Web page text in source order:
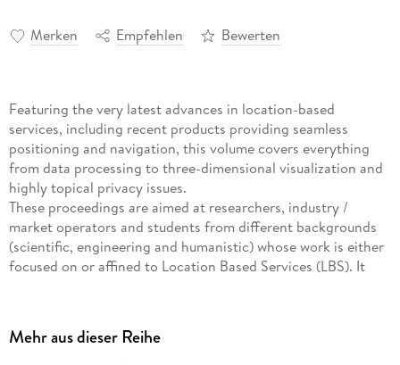
Merken Empfehlen Bewerten
Featuring the very latest advances in location-based
services, including recent products providing seamless
positioning and navigation, this volume covers everything
from data processing to three-dimensional visualization and
highly topical privacy issues.
These proceedings are aimed at researchers, industry /
market operators and students from different backgrounds
(scientific, engineering and humanistic) whose work is either
focused on or affined to Location Based Services (LBS). It
data mining and knowledge discovery, personalization and
Mehr aus dieser Reihe